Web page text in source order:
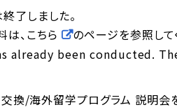
了しました。
、こちら
のページを参照して
already been conducted.
交換/海外留学プログラム 説明会